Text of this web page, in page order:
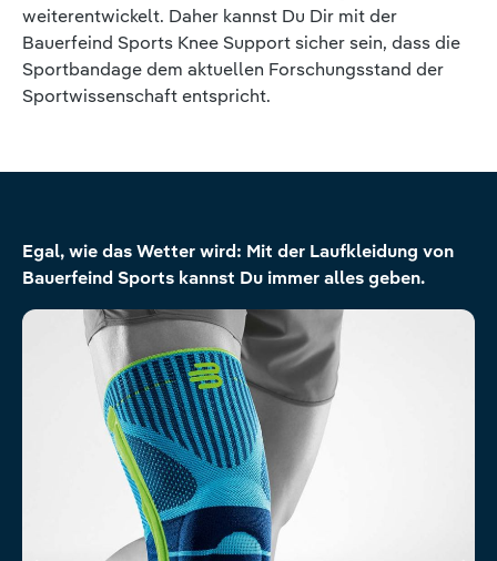
weiterentwickelt. Daher kannst Du Dir mit der
Bauerfeind Sports Knee Support sicher sein, dass die
Sportbandage dem aktuellen Forschungsstand der
Sportwissenschaft entspricht.
Produktgalerie überspringen
Egal, wie das Wetter wird: Mit der Laufkleidung von
Bauerfeind Sports kannst Du immer alles geben.